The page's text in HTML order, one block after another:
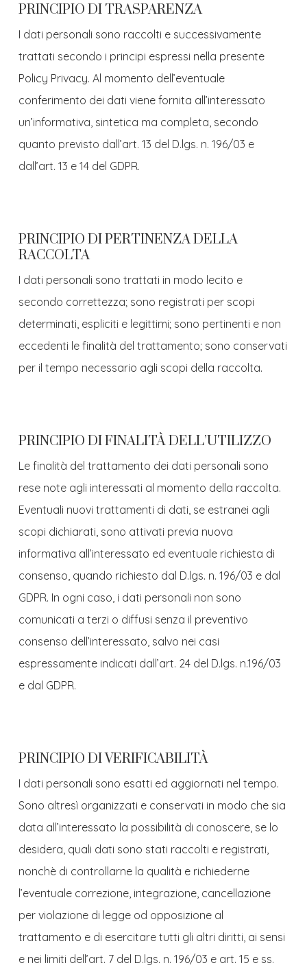
PRINCIPIO DI TRASPARENZA
I dati personali sono raccolti e successivamente
trattati secondo i principi espressi nella presente
Policy Privacy. Al momento dell’eventuale
conferimento dei dati viene fornita all’interessato
un’informativa, sintetica ma completa, secondo
quanto previsto dall’art. 13 del D.lgs. n. 196/03 e
dall’art. 13 e 14 del GDPR.
PRINCIPIO DI PERTINENZA DELLA
RACCOLTA
I dati personali sono trattati in modo lecito e
secondo correttezza; sono registrati per scopi
determinati, espliciti e legittimi; sono pertinenti e non
eccedenti le finalità del trattamento; sono conservati
per il tempo necessario agli scopi della raccolta.
PRINCIPIO DI FINALITÀ DELL’UTILIZZO
Le finalità del trattamento dei dati personali sono
rese note agli interessati al momento della raccolta.
Eventuali nuovi trattamenti di dati, se estranei agli
scopi dichiarati, sono attivati previa nuova
informativa all’interessato ed eventuale richiesta di
consenso, quando richiesto dal D.lgs. n. 196/03 e dal
GDPR. In ogni caso, i dati personali non sono
comunicati a terzi o diffusi senza il preventivo
consenso dell’interessato, salvo nei casi
espressamente indicati dall’art. 24 del D.lgs. n.196/03
e dal GDPR.
PRINCIPIO DI VERIFICABILITÀ
I dati personali sono esatti ed aggiornati nel tempo.
Sono altresì organizzati e conservati in modo che sia
data all’interessato la possibilità di conoscere, se lo
desidera, quali dati sono stati raccolti e registrati,
nonchè di controllarne la qualità e richiederne
l’eventuale correzione, integrazione, cancellazione
per violazione di legge od opposizione al
trattamento e di esercitare tutti gli altri diritti, ai sensi
e nei limiti dell’art. 7 del D.lgs. n. 196/03 e art. 15 e ss.